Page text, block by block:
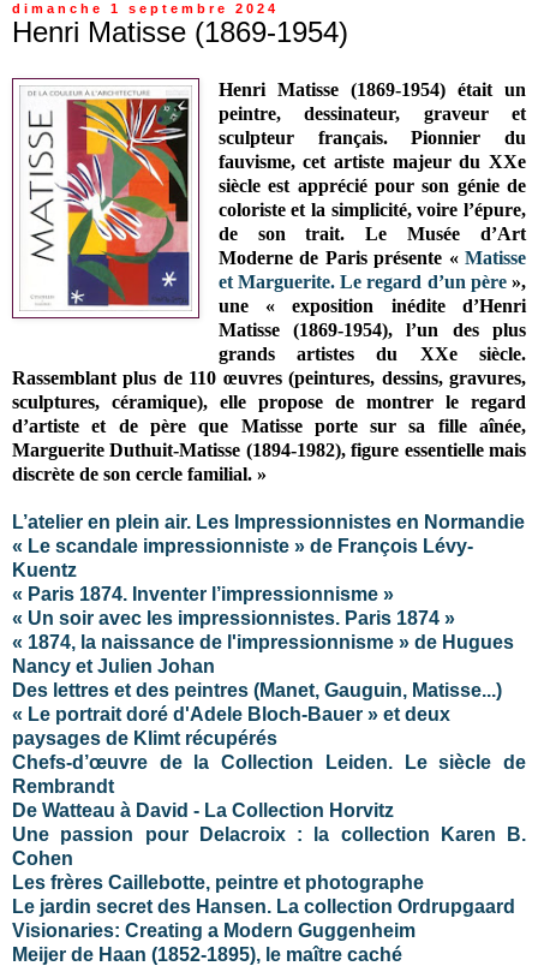
dimanche 1 septembre 2024
Henri Matisse (1869-1954)
Henri Matisse (1869-1954) était un
peintre, dessinateur, graveur et
sculpteur français. Pionnier du
fauvisme, cet artiste majeur du XXe
siècle est apprécié pour son génie de
coloriste et la simplicité, voire l’épure,
de son trait.Le Musée d’Art
Moderne de Paris présente « Matisse
et Marguerite. Le regard d’un père»,
une « exposition inédite d’Henri
Matisse (1869-1954), l’un des plus
grands artistes du XXe siècle.
Rassemblant plus de 110 œuvres (peintures, dessins, gravures,
sculptures, céramique), elle propose de montrer le regard
d’artiste et de père que Matisse porte sur sa fille aînée,
Marguerite Duthuit-Matisse (1894-1982), figure essentielle mais
discrète de son cercle familial. »
L’atelier en plein air. Les Impressionnistes en Normandie
« Le scandale impressionniste » de François Lévy-
Kuentz
« Paris 1874. Inventer l’impressionnisme »
« Un soir avec les impressionnistes. Paris 1874 »
« 1874, la naissance de l'impressionnisme » de Hugues
Nancy et Julien Johan
Des lettres et des peintres (Manet, Gauguin, Matisse...)
« Le portrait doré d'Adele Bloch-Bauer » et deux
paysages de Klimt récupérés
Chefs-d’œuvre de la Collection Leiden. Le siècle de
Rembrandt
De Watteau à David - La Collection Horvitz
Une passion pour Delacroix : la collection Karen B.
Cohen
Les frères Caillebotte, peintre et photographe
Le jardin secret des Hansen. La collection Ordrupgaard
Visionaries: Creating a Modern Guggenheim
Meijer de Haan (1852-1895), le maître caché